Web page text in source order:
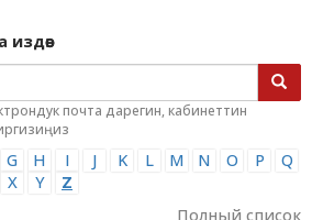
почта дарегин, кабинеттин
G H I J K L M N O P
Q
X Y
Z
Полный список